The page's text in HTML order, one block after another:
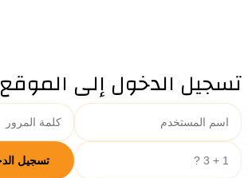
تسجيل الدخول إلى الموقع